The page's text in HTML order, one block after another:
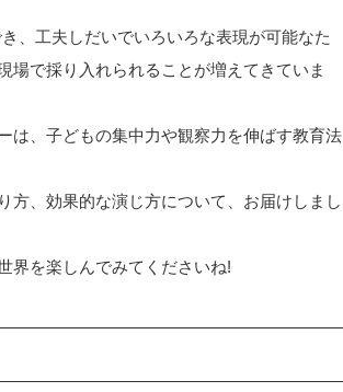
、工夫しだいでいろいろな表現が可能なた
場で採り入れられることが増えてきていま
は、子どもの集中力や観察力を伸ばす教育法
方、効果的な演じ方について、お届けしまし
界を楽しんでみてくださいね!